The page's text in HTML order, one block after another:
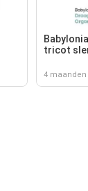
tricot
4 maanden